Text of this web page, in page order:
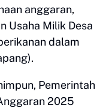
anggaran,
Usaha Milik Desa
dalam
Pemerintah
2025